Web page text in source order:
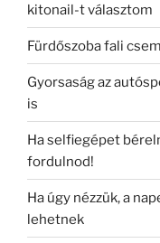
kitonail-t választom
Fürdőszoba fali
Gyorsaság az
is
Ha selfiegépet
fordulnod!
Ha úgy nézzük, a
lehetnek